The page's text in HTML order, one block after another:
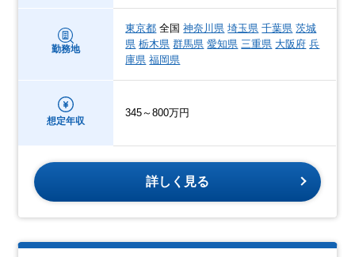
勤務地
東京都 全国神奈川県 埼玉県 千葉県 茨城
県 栃木県 群馬県 愛知県 三重県 大阪府 兵
庫県 福岡県
想定年収
345～800万円
詳しく見る